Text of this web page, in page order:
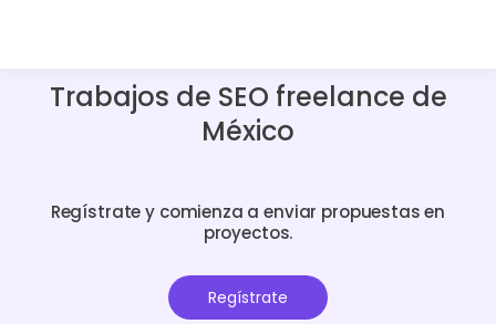
Trabajos de SEO freelance de
México
Regístrate y comienza a enviar propuestas en
proyectos.
Regístrate